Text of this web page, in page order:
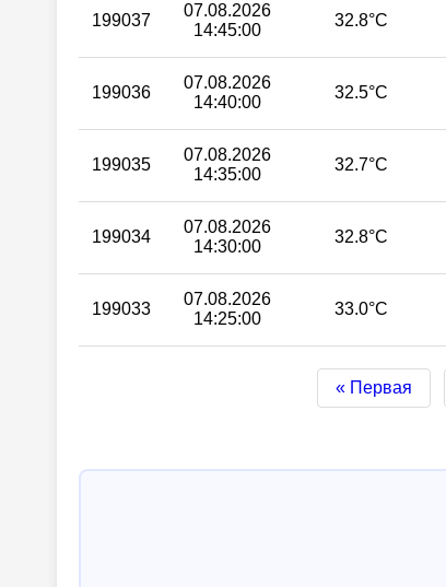
199037
07.08.2026
14:45:00
32.8°C
199036
07.08.2026
14:40:00
32.5°C
199035
07.08.2026
14:35:00
32.7°C
199034
07.08.2026
14:30:00
32.8°C
199033
07.08.2026
14:25:00
33.0°C
« Первая